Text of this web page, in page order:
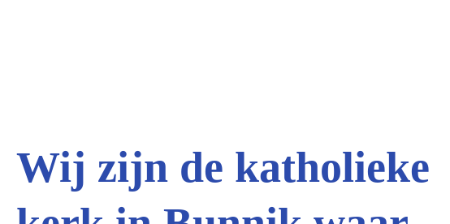
Wij zijn de katholieke